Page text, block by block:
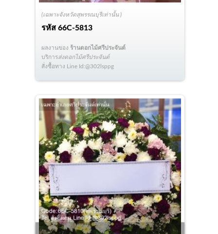
(เฉพาะจังหวัดสุพรรณบุรีเท่านั้น )
รหัส66C-5813
ผลงานของ ร้านดอกไม้ศรีประจันต์
บริการส่งดอกไม้ศรีประจันต์
สั่งซื้อทาง Line Id:@302lsppg